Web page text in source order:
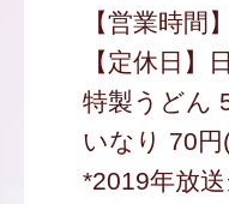
【営業時間
【定休日】
特製うどん
いなり 70円
*2019年放送